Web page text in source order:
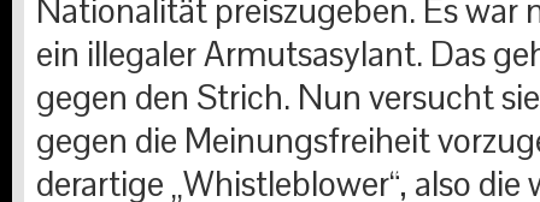
Nationalität preiszugeben. Es war
ein illegaler Armutsasylant. Das
gegen den Strich. Nun versucht
gegen die Meinungsfreiheit
derartige „Whistleblower“, also die